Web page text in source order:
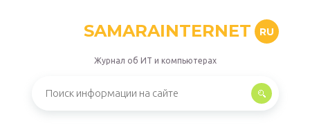
SAMARAINTERNET RU
Журнал об ИТ и компьютерах